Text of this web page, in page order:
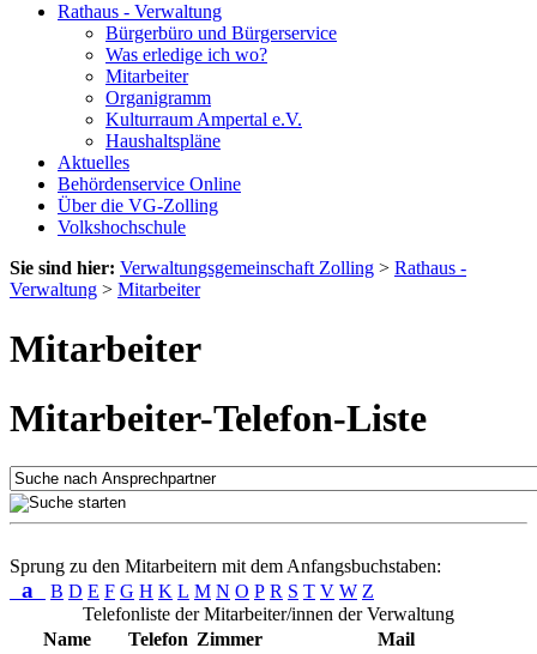
Rathaus - Verwaltung
Bürgerbüro und Bürgerservice
Was erledige ich wo?
Mitarbeiter
Organigramm
Kulturraum Ampertal e.V.
Haushaltspläne
Aktuelles
Behördenservice Online
Über die VG-Zolling
Volkshochschule
Sie sind hier: Verwaltungsgemeinschaft Zolling > Rathaus -
Verwaltung > Mitarbeiter
Mitarbeiter
Mitarbeiter-Telefon-Liste
Sprung zu den Mitarbeitern mit dem Anfangsbuchstaben:
a B D E F G H K L M N O P R S T V W Z
Telefonliste der Mitarbeiter/innen der Verwaltung
Name
Telefon Zimmer
Mail